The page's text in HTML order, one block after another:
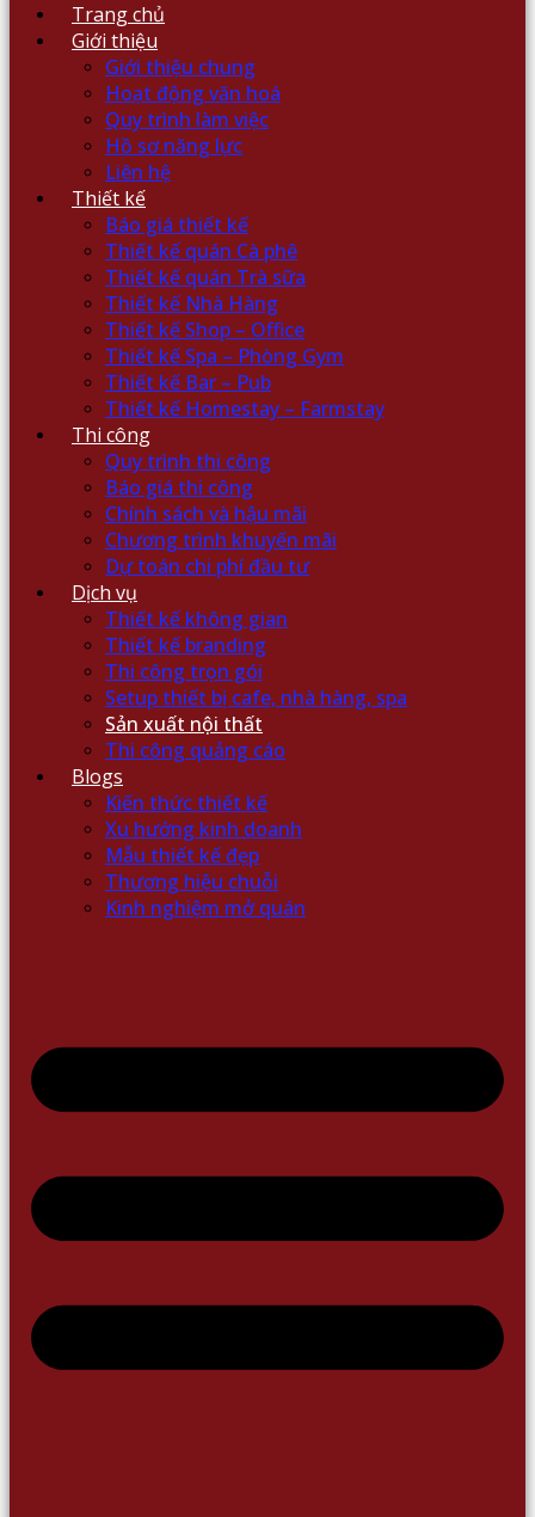
Trang chủ
Giới thiệu
Giới thiệu chung
Hoạt động văn hoá
Quy trình làm việc
Hồ sơ năng lực
Liên hệ
Thiết kế
Báo giá thiết kế
Thiết kế quán Cà phê
Thiết kế quán Trà sữa
Thiết kế Nhà Hàng
Thiết kế Shop – Office
Thiết kế Spa – Phòng Gym
Thiết kế Bar – Pub
Thiết kế Homestay – Farmstay
Thi công
Quy trình thi công
Báo giá thi công
Chính sách và hậu mãi
Chương trình khuyến mãi
Dự toán chi phí đầu tư
Dịch vụ
Thiết kế không gian
Thiết kế branding
Thi công trọn gói
Setup thiết bị cafe, nhà hàng, spa
Sản xuất nội thất
Thi công quảng cáo
Blogs
Kiến thức thiết kế
Xu hướng kinh doanh
Mẫu thiết kế đẹp
Thương hiệu chuỗi
Kinh nghiệm mở quán